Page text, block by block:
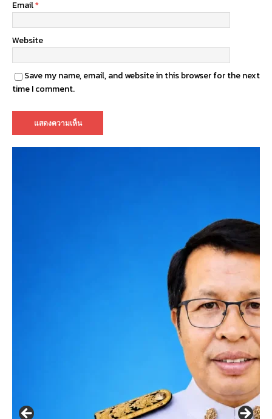
Email*
Website
Save my name, email, and website in this browser for the next
time I comment.